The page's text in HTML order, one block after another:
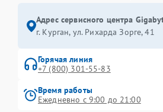
Адрес сервисного центра
г. Курган, ул. Рихарда Зорге, 41
Горячая линия
+7 (800) 301-55-83
Время работы
Ежедневно с 9:00 до 21:00